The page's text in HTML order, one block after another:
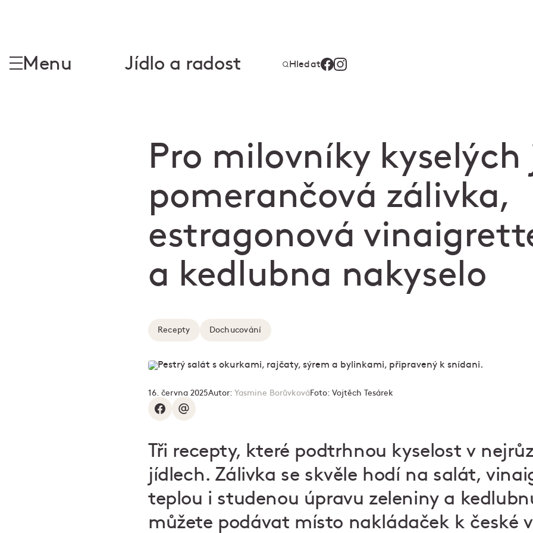
Menu Jídlo a radost Hledat
Pro milovníky kyselých
pomerančová zálivka,
estragonová
a kedlubna nakyselo
Recepty Dochucování
16. června 2025Autor: Yasmine BorůvkováFoto: Vojtěch Tesárek
Tři recepty, které podtrhnou kyselost v
jídlech. Zálivka se skvěle hodí na salát,
teplou i studenou úpravu zeleniny a
můžete podávat místo nakládaček k české